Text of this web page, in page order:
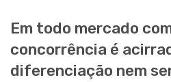
Em todo mercado
concorrência é
diferenciação nem